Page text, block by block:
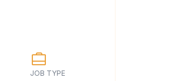
JOB TYPE